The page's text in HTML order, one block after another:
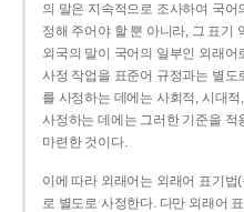
의 말은 지속적으로 조사하여 국
정해 주어야 할 뿐 아니라, 그 표기
외국의 말이 국어의 일부인 외래
사정 작업을 표준어 규정과는 별도
를 사정하는 데에는 사회적, 시대
사정하는 데에는 그러한 기준을
마련한 것이다.
이에 따라 외래어는 외래어 표기
로 별도로 사정한다. 다만 외래어